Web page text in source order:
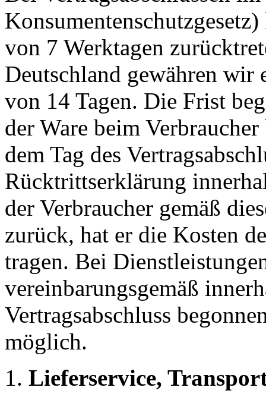
von 7 Werktagen
Deutschland gewähren wir
von 14 Tagen. Die Frist
der Ware beim
dem Tag des
Rücktrittserklärung
der Verbraucher gemäß
zurück, hat er die Kosten
tragen. Bei
vereinbarungsgemäß
Vertragsabschluss
möglich.
Lieferservice,